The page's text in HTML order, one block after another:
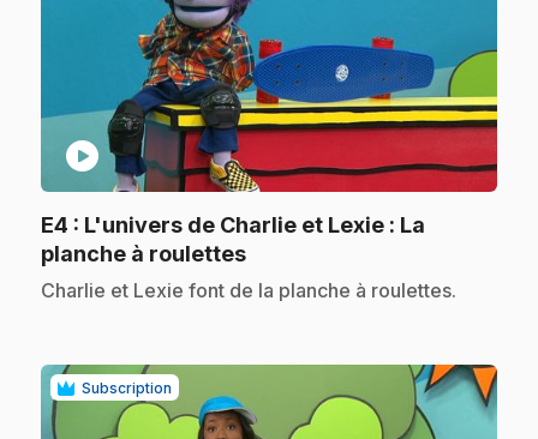
play_circle
E4 : L'univers de Charlie et Lexie : La
planche à roulettes.
.Charlie et Lexie font de la planche à roulettes.
Subscription